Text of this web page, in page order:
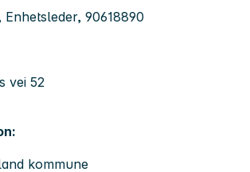
Enhetsleder, 90618890
vei 52
kommune